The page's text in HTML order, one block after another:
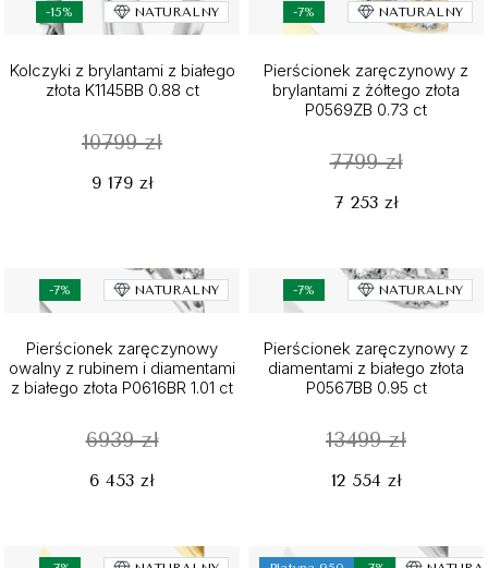
-15% NATURALNY
Kolczyki z brylantami z białego
złota K1145BB 0.88 ct
10799 zł
9 179 zł
-7% NATURALNY
Pierścionek zaręczynowy z
brylantami z żółtego złota
P0569ZB 0.73 ct
7799 zł
7 253 zł
-7% NATURALNY
Pierścionek zaręczynowy
owalny z rubinem i diamentami
z białego złota P0616BR 1.01 ct
6939 zł
6 453 zł
-7% NATURALNY
Pierścionek zaręczynowy z
diamentami z białego złota
P0567BB 0.95 ct
13499 zł
12 554 zł